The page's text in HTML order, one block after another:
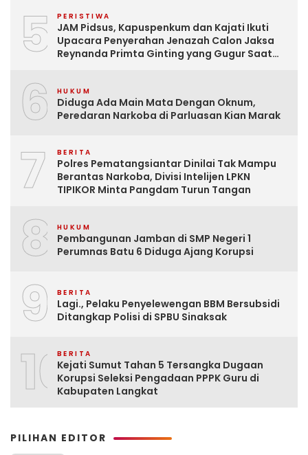
5 PERISTIWA
JAM Pidsus, Kapuspenkum dan Kajati Ikuti
Upacara Penyerahan Jenazah Calon Jaksa
Reynanda Primta Ginting yang Gugur Saat
6 HUKUM
Diduga Ada Main Mata Dengan Oknum,
Peredaran Narkoba di Parluasan Kian Marak
7 BERITA
Polres Pematangsiantar Dinilai Tak Mampu
Berantas Narkoba, Divisi Intelijen LPKN
TIPIKOR Minta Pangdam Turun Tangan
8 HUKUM
Pembangunan Jamban di SMP Negeri 1
Perumnas Batu 6 Diduga Ajang Korupsi
9 BERITA
Lagi., Pelaku Penyelewengan BBM Bersubsidi
Ditangkap Polisi di SPBU Sinaksak
10BERITA
Kejati Sumut Tahan 5 Tersangka Dugaan
Korupsi Seleksi Pengadaan PPPK Guru di
Kabupaten Langkat
PILIHAN EDITOR